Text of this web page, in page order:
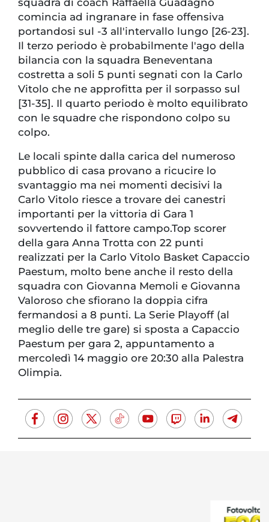
squadra di coach Raffaella Guadagno
comincia ad ingranare in fase offensiva
portandosi sul -3 all'intervallo lungo [26-23].
Il terzo periodo è probabilmente l'ago della
bilancia con la squadra Beneventana
costretta a soli 5 punti segnati con la Carlo
Vitolo che ne approfitta per il sorpasso sul
[31-35]. Il quarto periodo è molto equilibrato
con le squadre che rispondono colpo su
colpo.
Le locali spinte dalla carica del numeroso
pubblico di casa provano a ricucire lo
svantaggio ma nei momenti decisivi la
Carlo Vitolo riesce a trovare dei canestri
importanti per la vittoria di Gara 1
sovvertendo il fattore campo.Top scorer
della gara Anna Trotta con 22 punti
realizzati per la Carlo Vitolo Basket Capaccio
Paestum, molto bene anche il resto della
squadra con Giovanna Memoli e Giovanna
Valoroso che sfiorano la doppia cifra
fermandosi a 8 punti. La Serie Playoff (al
meglio delle tre gare) si sposta a Capaccio
Paestum per gara 2, appuntamento a
mercoledì 14 maggio ore 20:30 alla Palestra
Olimpia.